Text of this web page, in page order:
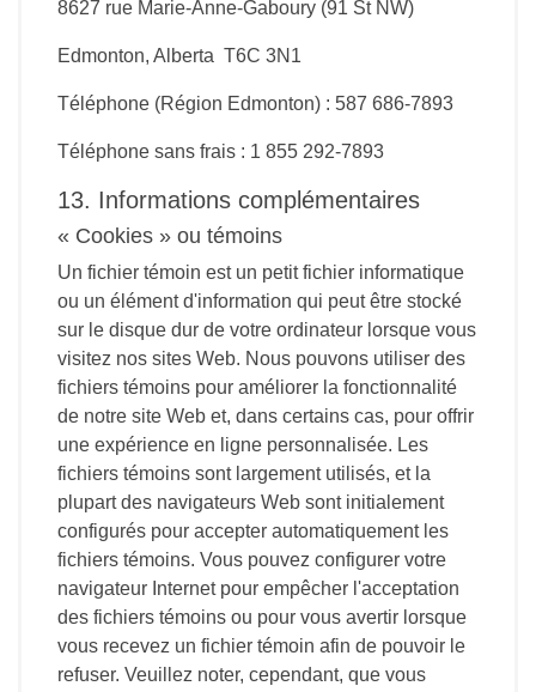
8627 rue Marie-Anne-Gaboury (91 St NW)
Edmonton, Alberta T6C 3N1
Téléphone (Région Edmonton) : 587 686-7893
Téléphone sans frais : 1 855 292-7893
13. Informations complémentaires
« Cookies » ou témoins
Un fichier témoin est un petit fichier informatique
ou un élément d'information qui peut être stocké
sur le disque dur de votre ordinateur lorsque vous
visitez nos sites Web. Nous pouvons utiliser des
fichiers témoins pour améliorer la fonctionnalité
de notre site Web et, dans certains cas, pour offrir
une expérience en ligne personnalisée. Les
fichiers témoins sont largement utilisés, et la
plupart des navigateurs Web sont initialement
configurés pour accepter automatiquement les
fichiers témoins. Vous pouvez configurer votre
navigateur Internet pour empêcher l'acceptation
des fichiers témoins ou pour vous avertir lorsque
vous recevez un fichier témoin afin de pouvoir le
refuser. Veuillez noter, cependant, que vous